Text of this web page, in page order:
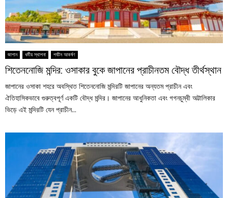
জাপান ধর্মীয় স্থাপনা পর্যটন আকর্ষণ
শিতেননোজি মন্দির: ওসাকার বুকে জাপানের প্রাচীনতম বৌদ্ধ তীর্থস্থান
জাপানের ওসাকা শহরে অবস্থিত শিতেননোজি মন্দিরটি জাপানের অন্যতম প্রাচীন এবং
ঐতিহাসিকভাবে গুরুত্বপূর্ণ একটি বৌদ্ধ মন্দির। জাপানের আধুনিকতা এবং গগনচুম্বী অট্টালিকার
ভিড়ে এই মন্দিরটি যেন প্রাচীন...